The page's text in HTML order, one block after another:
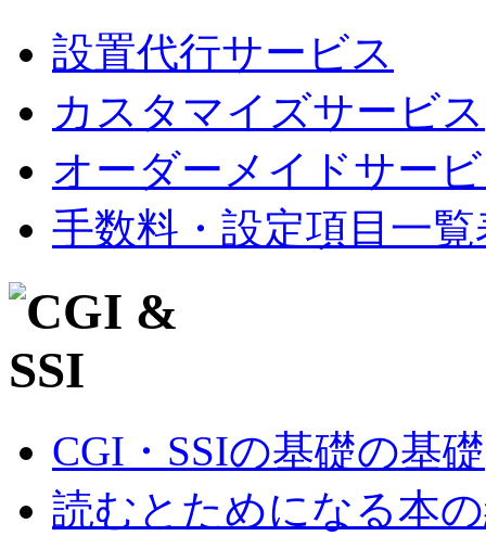
設置代行サービス
カスタマイズサービス
オーダーメイドサー
手数料・設定項目一覧
CGI・SSIの基礎の基礎
読むとためになる本